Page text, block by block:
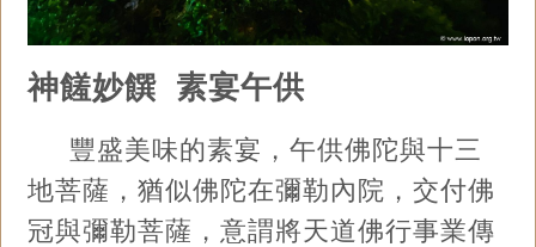
神饈妙饌 素宴午供
豐盛美味的素宴，午供佛陀與十三
地菩薩，猶似佛陀在彌勒內院，交付佛
冠與彌勒菩薩，意謂將天道佛行事業傳